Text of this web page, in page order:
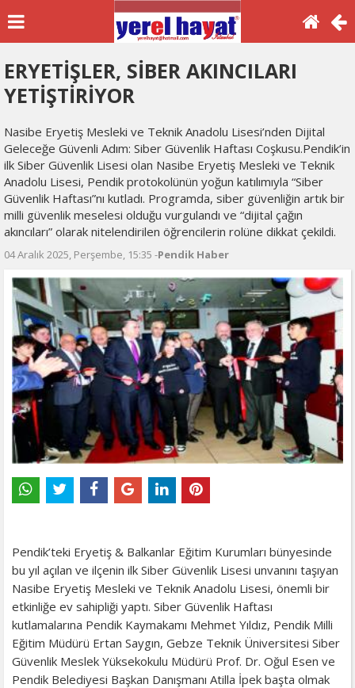
ERYETİŞLER, SİBER AKINCILARI
YETİŞTİRİYOR
Nasibe Eryetiş Mesleki ve Teknik Anadolu Lisesi’nden Dijital
Geleceğe Güvenli Adım: Siber Güvenlik Haftası Coşkusu.​Pendik’in
ilk Siber Güvenlik Lisesi olan Nasibe Eryetiş Mesleki ve Teknik
Anadolu Lisesi, Pendik protokolünün yoğun katılımıyla “Siber
Güvenlik Haftası”nı kutladı. Programda, siber güvenliğin artık bir
milli güvenlik meselesi olduğu vurgulandı ve “dijital çağın
akıncıları” olarak nitelendirilen öğrencilerin rolüne dikkat çekildi.
04 Aralık 2025, Perşembe, 15:35 -Pendik Haber
Pendik’teki Eryetiş & Balkanlar Eğitim Kurumları bünyesinde
bu yıl açılan ve ilçenin ilk Siber Güvenlik Lisesi unvanını taşıyan
Nasibe Eryetiş Mesleki ve Teknik Anadolu Lisesi, önemli bir
etkinliğe ev sahipliği yaptı. Siber Güvenlik Haftası
kutlamalarına Pendik Kaymakamı Mehmet Yıldız, Pendik Milli
Eğitim Müdürü Ertan Saygın, Gebze Teknik Üniversitesi Siber
Güvenlik Meslek Yüksekokulu Müdürü Prof. Dr. Oğul Esen ve
Pendik Belediyesi Başkan Danışmanı Atilla İpek başta olmak